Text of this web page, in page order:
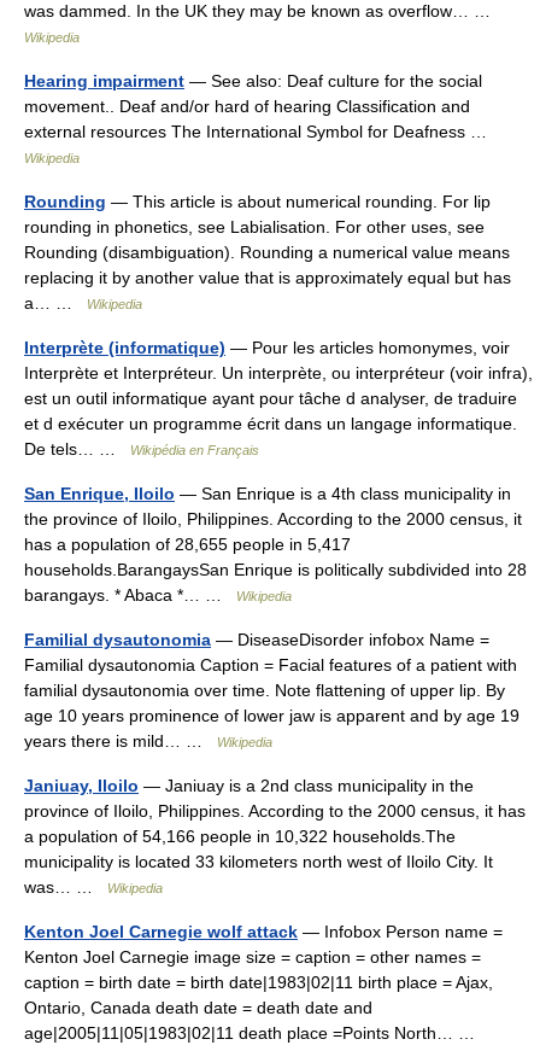
was dammed. In the UK they may be known as overflow… …
Wikipedia
Hearing impairment — See also: Deaf culture for the social
movement.. Deaf and/or hard of hearing Classification and
external resources The International Symbol for Deafness …
Wikipedia
Rounding — This article is about numerical rounding. For lip
rounding in phonetics, see Labialisation. For other uses, see
Rounding (disambiguation). Rounding a numerical value means
replacing it by another value that is approximately equal but has
a… …
Wikipedia
Interprète (informatique) — Pour les articles homonymes, voir
Interprète et Interpréteur. Un interprète, ou interpréteur (voir infra),
est un outil informatique ayant pour tâche d analyser, de traduire
et d exécuter un programme écrit dans un langage informatique.
De tels… …
Wikipédia en Français
San Enrique, Iloilo — San Enrique is a 4th class municipality in
the province of Iloilo, Philippines. According to the 2000 census, it
has a population of 28,655 people in 5,417
households.BarangaysSan Enrique is politically subdivided into 28
barangays. * Abaca *… …
Wikipedia
Familial dysautonomia — DiseaseDisorder infobox Name =
Familial dysautonomia Caption = Facial features of a patient with
familial dysautonomia over time. Note flattening of upper lip. By
age 10 years prominence of lower jaw is apparent and by age 19
years there is mild… …
Wikipedia
Janiuay, Iloilo — Janiuay is a 2nd class municipality in the
province of Iloilo, Philippines. According to the 2000 census, it has
a population of 54,166 people in 10,322 households.The
municipality is located 33 kilometers north west of Iloilo City. It
was… …
Wikipedia
Kenton Joel Carnegie wolf attack — Infobox Person name =
Kenton Joel Carnegie image size = caption = other names =
caption = birth date = birth date|1983|02|11 birth place = Ajax,
Ontario, Canada death date = death date and
age|2005|11|05|1983|02|11 death place =Points North… …